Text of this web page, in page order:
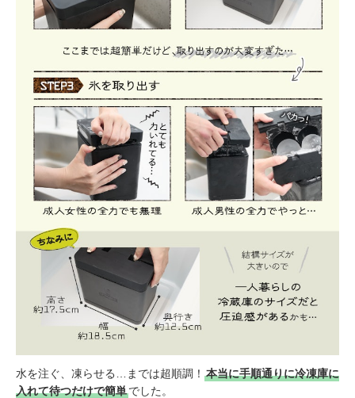
水を注ぐ、凍らせる…までは超順調！ 本当に手順通りに冷凍庫に
入れて待つだけで簡単でした。